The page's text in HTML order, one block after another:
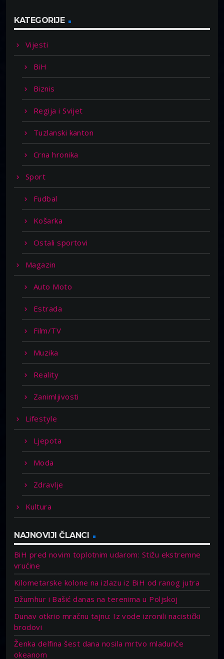
KATEGORIJE
Vijesti
BiH
Biznis
Regija i Svijet
Tuzlanski kanton
Crna hronika
Sport
Fudbal
Košarka
Ostali sportovi
Magazin
Auto Moto
Estrada
Film/TV
Muzika
Reality
Zanimljivosti
Lifestyle
Ljepota
Moda
Zdravlje
Kultura
NAJNOVIJI ČLANCI
BiH pred novim toplotnim udarom: Stižu ekstremne
vrućine
Kilometarske kolone na izlazu iz BiH od ranog jutra
Džumhur i Bašić danas na terenima u Poljskoj
Dunav otkrio mračnu tajnu: Iz vode izronili nacistički
brodovi
Ženka delfina šest dana nosila mrtvo mladunče
okeanom